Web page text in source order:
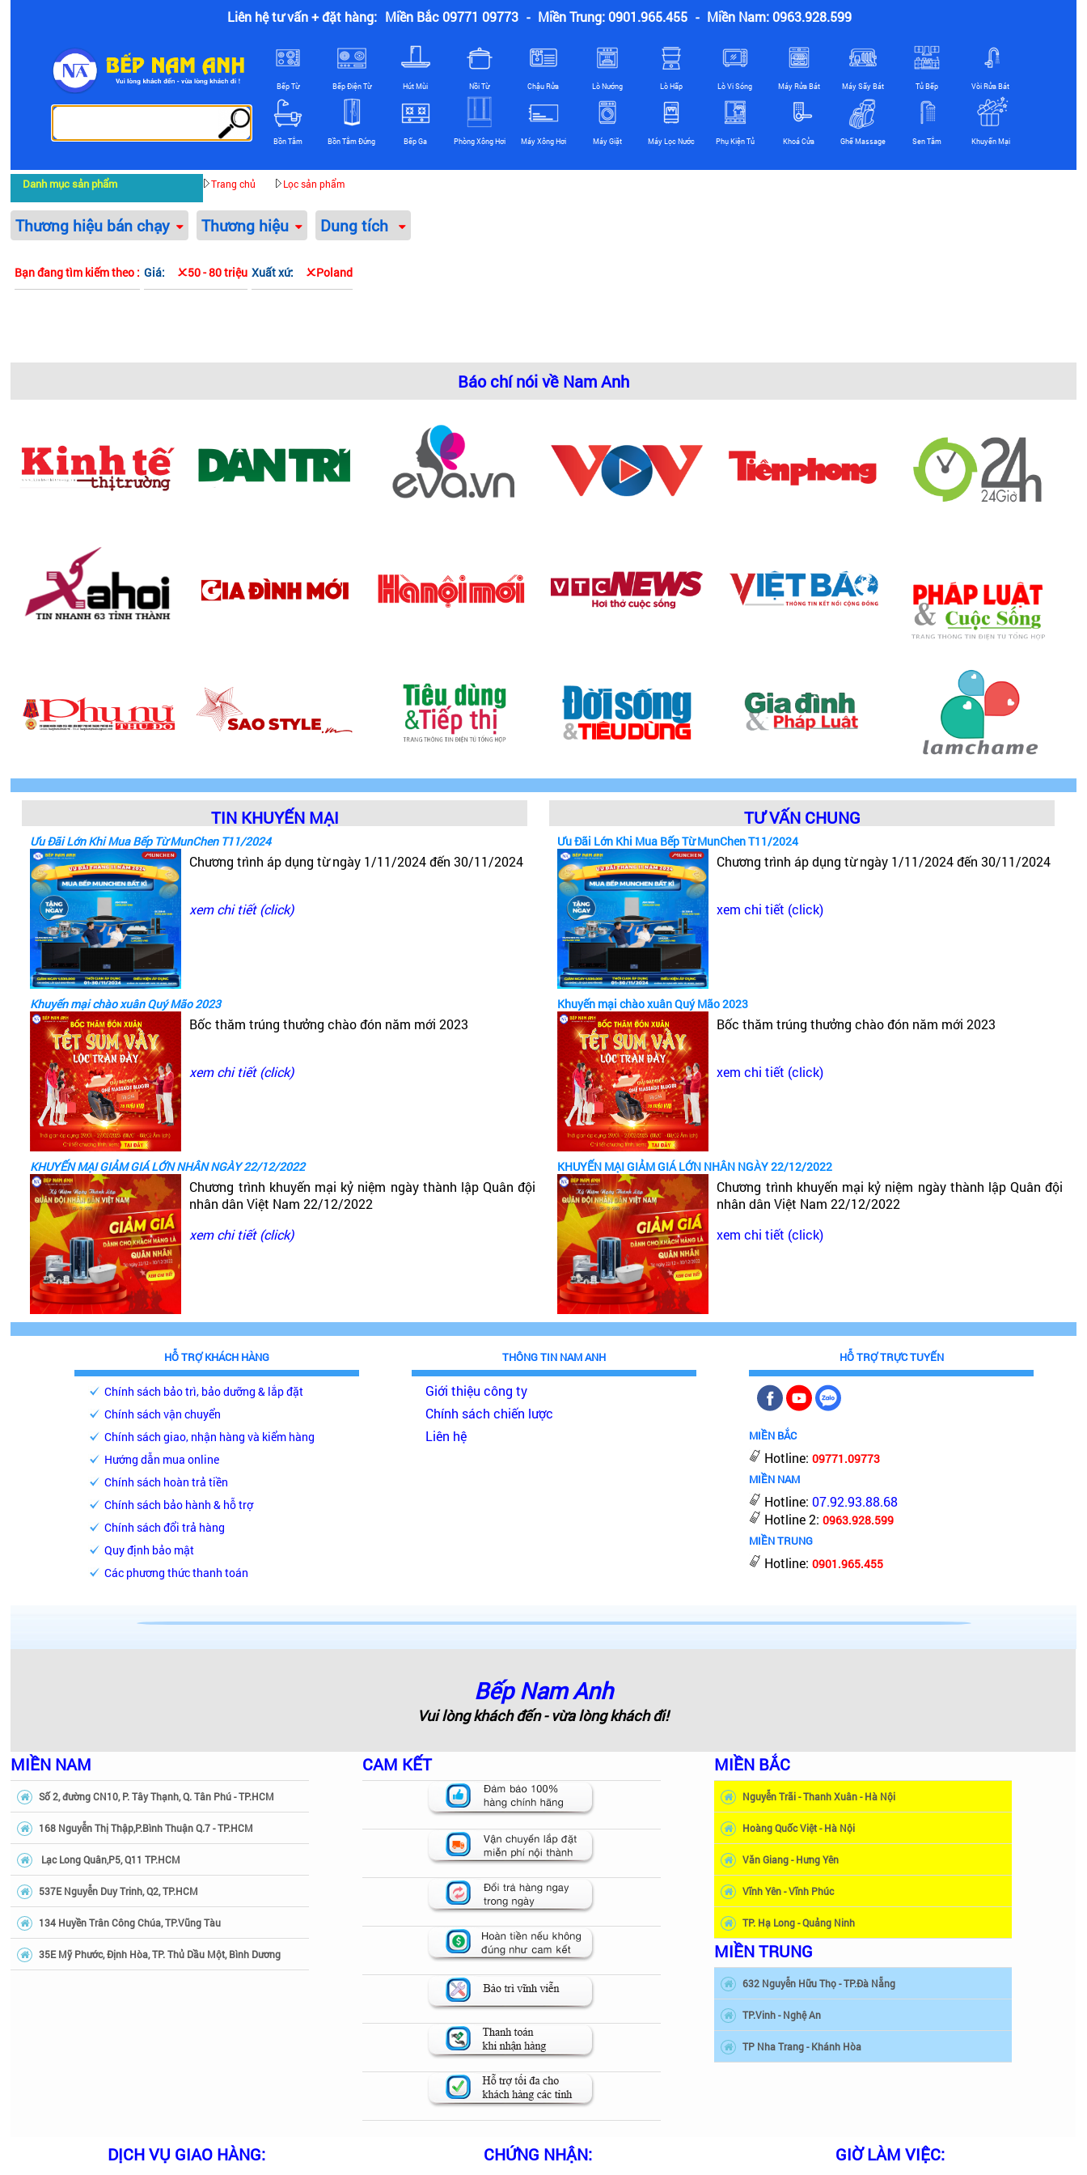
Liên hệ tư vấn + đặt hàng: Miền Bắc 09771 09773 - Miền Trung: 0901.965.455 - Miền Nam: 0963.928.599
Bếp Từ Bếp Điện Từ Hút Mùi Nồi Từ Chậu Rửa Lò Nướng Lò Hấp Lò Vi Sóng Máy Rửa Bát Máy Sấy Bát Tủ Bếp Vòi Rửa Bát
Bồn Tắm Bồn Tắm Đứng Bếp Ga Phòng Xông Hơi Máy Xông Hơi Máy Giặt Máy Lọc Nước Phụ Kiện Tủ Khoá Cửa Ghế Massage Sen Tắm Khuyến Mại
Danh mục sản phẩm Trang chủ Lọc sản phẩm
Thương hiệu bán chạy Thương hiệu Dung tích
Bạn đang tìm kiếm theo : Giá: 50 - 80 triệu Xuất xứ: Poland
Báo chí nói về Nam Anh
TIN KHUYẾN MẠI
Ưu Đãi Lớn Khi Mua Bếp Từ MunChen T11/2024
Chương trình áp dụng từ ngày 1/11/2024 đến 30/11/2024
xem chi tiết (click)
Khuyến mại chào xuân Quý Mão 2023
Bốc thăm trúng thưởng chào đón năm mới 2023
xem chi tiết (click)
KHUYẾN MẠI GIẢM GIÁ LỚN NHÂN NGÀY 22/12/2022
Chương trình khuyến mại kỷ niệm ngày thành lập Quân đội
nhân dân Việt Nam 22/12/2022
xem chi tiết (click)
TƯ VẤN CHUNG
Ưu Đãi Lớn Khi Mua Bếp Từ MunChen T11/2024
Chương trình áp dụng từ ngày 1/11/2024 đến 30/11/2024
xem chi tiết (click)
Khuyến mại chào xuân Quý Mão 2023
Bốc thăm trúng thưởng chào đón năm mới 2023
xem chi tiết (click)
KHUYẾN MẠI GIẢM GIÁ LỚN NHÂN NGÀY 22/12/2022
Chương trình khuyến mại kỷ niệm ngày thành lập Quân đội
nhân dân Việt Nam 22/12/2022
xem chi tiết (click)
HỖ TRỢ KHÁCH HÀNG
Chính sách bảo trì, bảo dưỡng & lắp đặt
Chính sách vận chuyển
Chính sách giao, nhận hàng và kiểm hàng
Hướng dẫn mua online
Chính sách hoàn trả tiền
Chính sách bảo hành & hỗ trợ
Chính sách đổi trả hàng
Quy định bảo mật
Các phương thức thanh toán
THÔNG TIN NAM ANH
Giới thiệu công ty
Chính sách chiến lược
Liên hệ
HỖ TRỢ TRỰC TUYẾN
MIỀN BẮC
Hotline:09771.09773
MIỀN NAM
Hotline:07.92.93.88.68
Hotline 2:0963.928.599
MIỀN TRUNG
Hotline:0901.965.455
Bếp Nam Anh
Vui lòng khách đến - vừa lòng khách đi!
MIỀN NAM
Số 2, đường CN10, P. Tây Thạnh, Q. Tân Phú - TP.HCM
168 Nguyễn Thị Thập,P.Bình Thuận Q.7 - TP.HCM
Lạc Long Quân,P5, Q11 TP.HCM
537E Nguyễn Duy Trinh, Q2, TP.HCM
134 Huyền Trân Công Chúa, TP.Vũng Tàu
35E Mỹ Phước, Định Hòa, TP. Thủ Dầu Một, Bình Dương
CAM KẾT MIỀN BẮC
Nguyễn Trãi - Thanh Xuân - Hà Nội
Hoàng Quốc Việt - Hà Nội
Văn Giang - Hưng Yên
Vĩnh Yên - Vĩnh Phúc
TP. Hạ Long - Quảng Ninh
MIỀN TRUNG
632 Nguyễn Hữu Thọ - TP.Đà Nẵng
TP.Vinh - Nghệ An
TP Nha Trang - Khánh Hòa
DỊCH VỤ GIAO HÀNG: CHỨNG NHẬN: GIỜ LÀM VIỆC: